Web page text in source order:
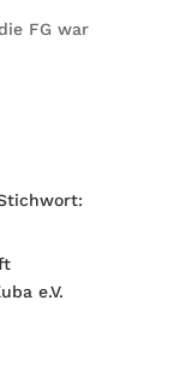
FG war
e.V.